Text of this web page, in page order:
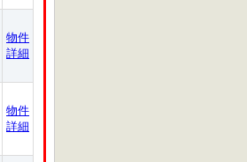
物件
詳細
物件
詳細